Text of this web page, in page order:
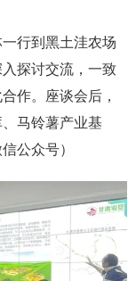
行到黑土洼农场
探讨交流，一致
作。座谈会后，
马铃薯产业基
公众号）